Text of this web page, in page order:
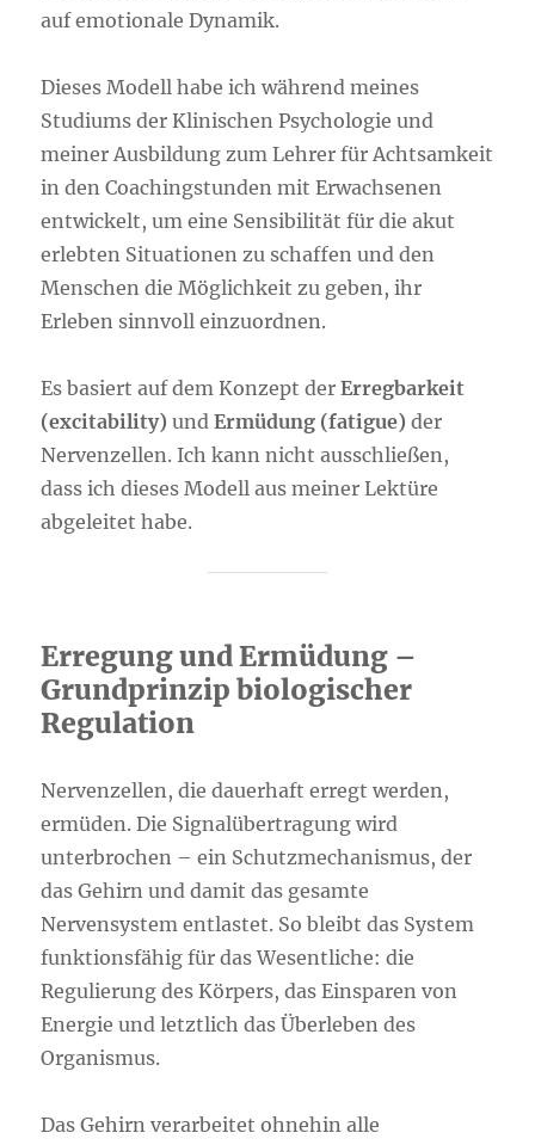
auf emotionale Dynamik.
Dieses Modell habe ich während meines
Studiums der Klinischen Psychologie und
meiner Ausbildung zum Lehrer für Achtsamkeit
in den Coachingstunden mit Erwachsenen
entwickelt, um eine Sensibilität für die akut
erlebten Situationen zu schaffen und den
Menschen die Möglichkeit zu geben, ihr
Erleben sinnvoll einzuordnen.
Es basiert auf dem Konzept derErregbarkeit
(excitability) undErmüdung (fatigue) der
Nervenzellen. Ich kann nicht ausschließen,
dass ich dieses Modell aus meiner Lektüre
abgeleitet habe.
Erregung und Ermüdung –
Grundprinzip biologischer
Regulation
Nervenzellen, die dauerhaft erregt werden,
ermüden. Die Signalübertragung wird
unterbrochen – ein Schutzmechanismus, der
das Gehirn und damit das gesamte
Nervensystem entlastet. So bleibt das System
funktionsfähig für das Wesentliche: die
Regulierung des Körpers, das Einsparen von
Energie und letztlich das Überleben des
Organismus.
Das Gehirn verarbeitet ohnehin alle